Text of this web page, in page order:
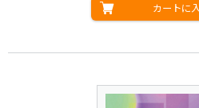
カートに